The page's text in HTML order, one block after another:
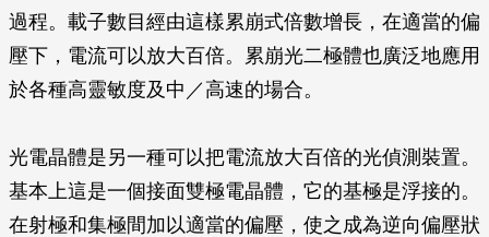
過程。載子數目經由這樣累崩式倍數增長，在適當的偏
壓下，電流可以放大百倍。累崩光二極體也廣泛地應用
於各種高靈敏度及中／高速的場合。
光電晶體是另一種可以把電流放大百倍的光偵測裝置。
基本上這是一個接面雙極電晶體，它的基極是浮接的。
在射極和集極間加以適當的偏壓，使之成為逆向偏壓狀